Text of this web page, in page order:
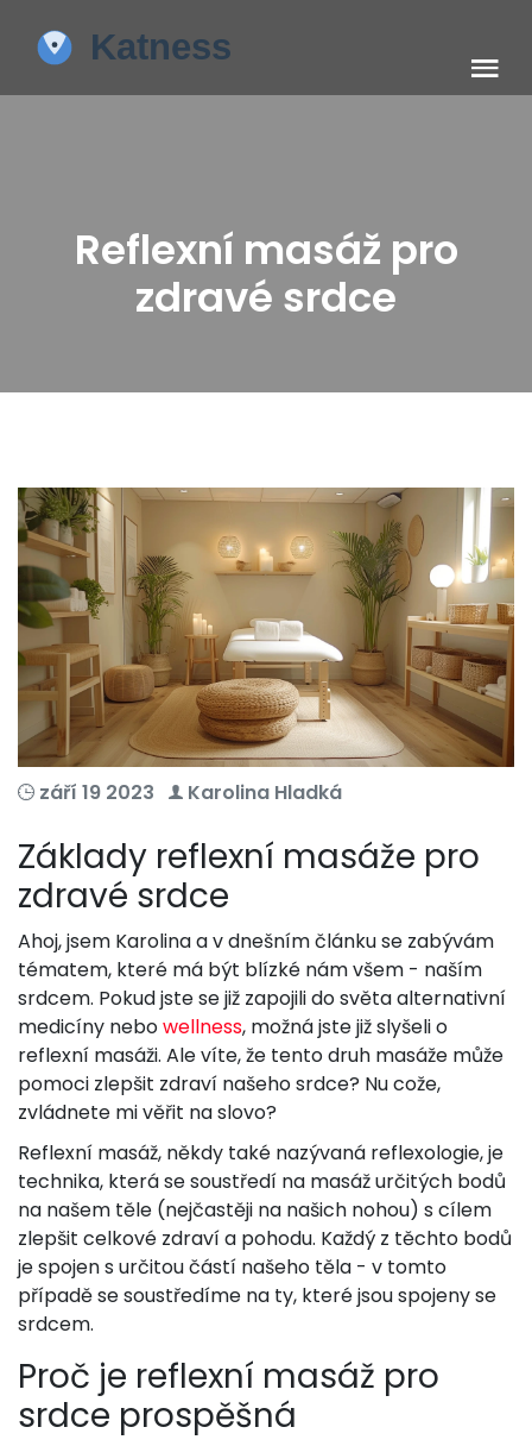
Reflexní masáž pro
zdravé srdce
září 19 2023 Karolina Hladká
Základy reflexní masáže pro
zdravé srdce
Ahoj, jsem Karolina a v dnešním článku se zabývám
tématem, které má být blízké nám všem - naším
srdcem. Pokud jste se již zapojili do světa alternativní
medicíny nebowellness, možná jste již slyšeli o
reflexní masáži. Ale víte, že tento druh masáže může
pomoci zlepšit zdraví našeho srdce? Nu cože,
zvládnete mi věřit na slovo?
Reflexní masáž, někdy také nazývaná reflexologie, je
technika, která se soustředí na masáž určitých bodů
na našem těle (nejčastěji na našich nohou) s cílem
zlepšit celkové zdraví a pohodu. Každý z těchto bodů
je spojen s určitou částí našeho těla - v tomto
případě se soustředíme na ty, které jsou spojeny se
srdcem.
Proč je reflexní masáž pro
srdce prospěšná